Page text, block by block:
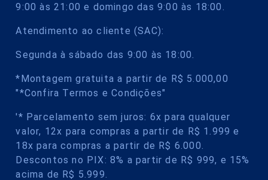
9:00 às 21:00 e domingo das 9:00 às 18:00.
Atendimento ao cliente (SAC):
Segunda à sábado das 9:00 às 18:00.
*Montagem gratuita a partir de R$ 5.000,00
"*Confira Termos e Condições"
'* Parcelamento sem juros: 6x para qualquer
valor, 12x para compras a partir de R$ 1.999 e
18x para compras a partir de R$ 6.000.
Descontos no PIX: 8% a partir de R$ 999, e 15%
acima de R$ 5.999.